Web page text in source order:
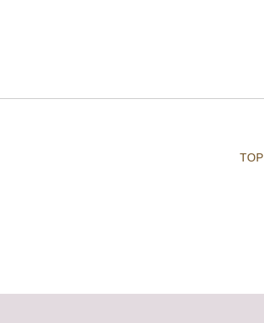
TOP